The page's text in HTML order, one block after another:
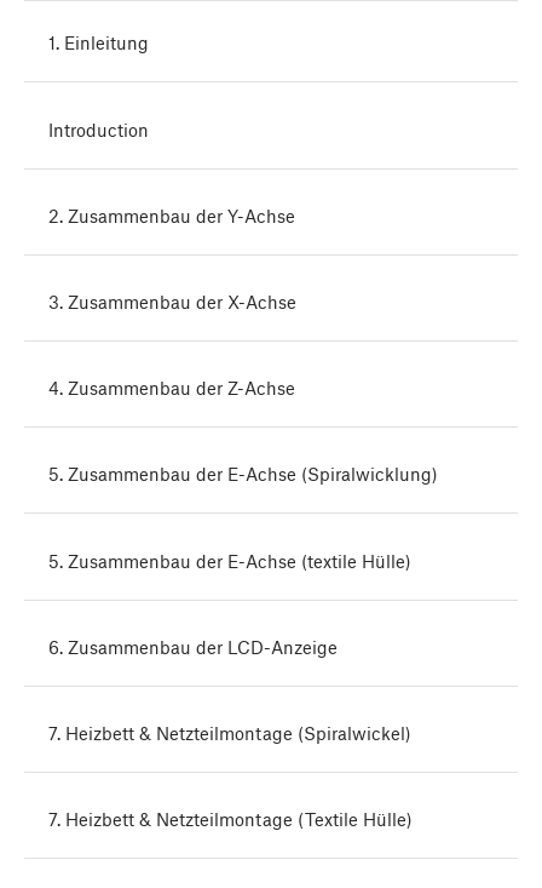
1. Einleitung
Introduction
2. Zusammenbau der Y-Achse
3. Zusammenbau der X-Achse
4. Zusammenbau der Z-Achse
5. Zusammenbau der E-Achse (Spiralwicklung)
5. Zusammenbau der E-Achse (textile Hülle)
6. Zusammenbau der LCD-Anzeige
7. Heizbett & Netzteilmontage (Spiralwickel)
7. Heizbett & Netzteilmontage (Textile Hülle)